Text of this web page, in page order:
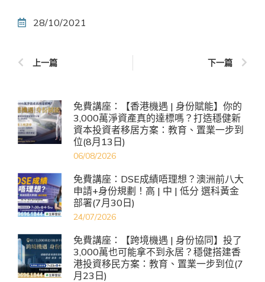
28/10/2021
上一篇 下一篇
免費講座：【香港機遇 | 身份賦能】你的
3,000萬淨資產真的達標嗎？打造穩健新
資本投資者移居方案：教育、置業一步到
位(8月13日)
06/08/2026
免費講座：DSE成績唔理想？澳洲前八大
申請+身份規劃！高 | 中 | 低分 選科黃金
部署(7月30日)
24/07/2026
免費講座：【跨境機遇 | 身份協同】投了
3,000萬也可能拿不到永居？穩健搭建香
港投資移民方案：教育、置業一步到位(7
月23日)